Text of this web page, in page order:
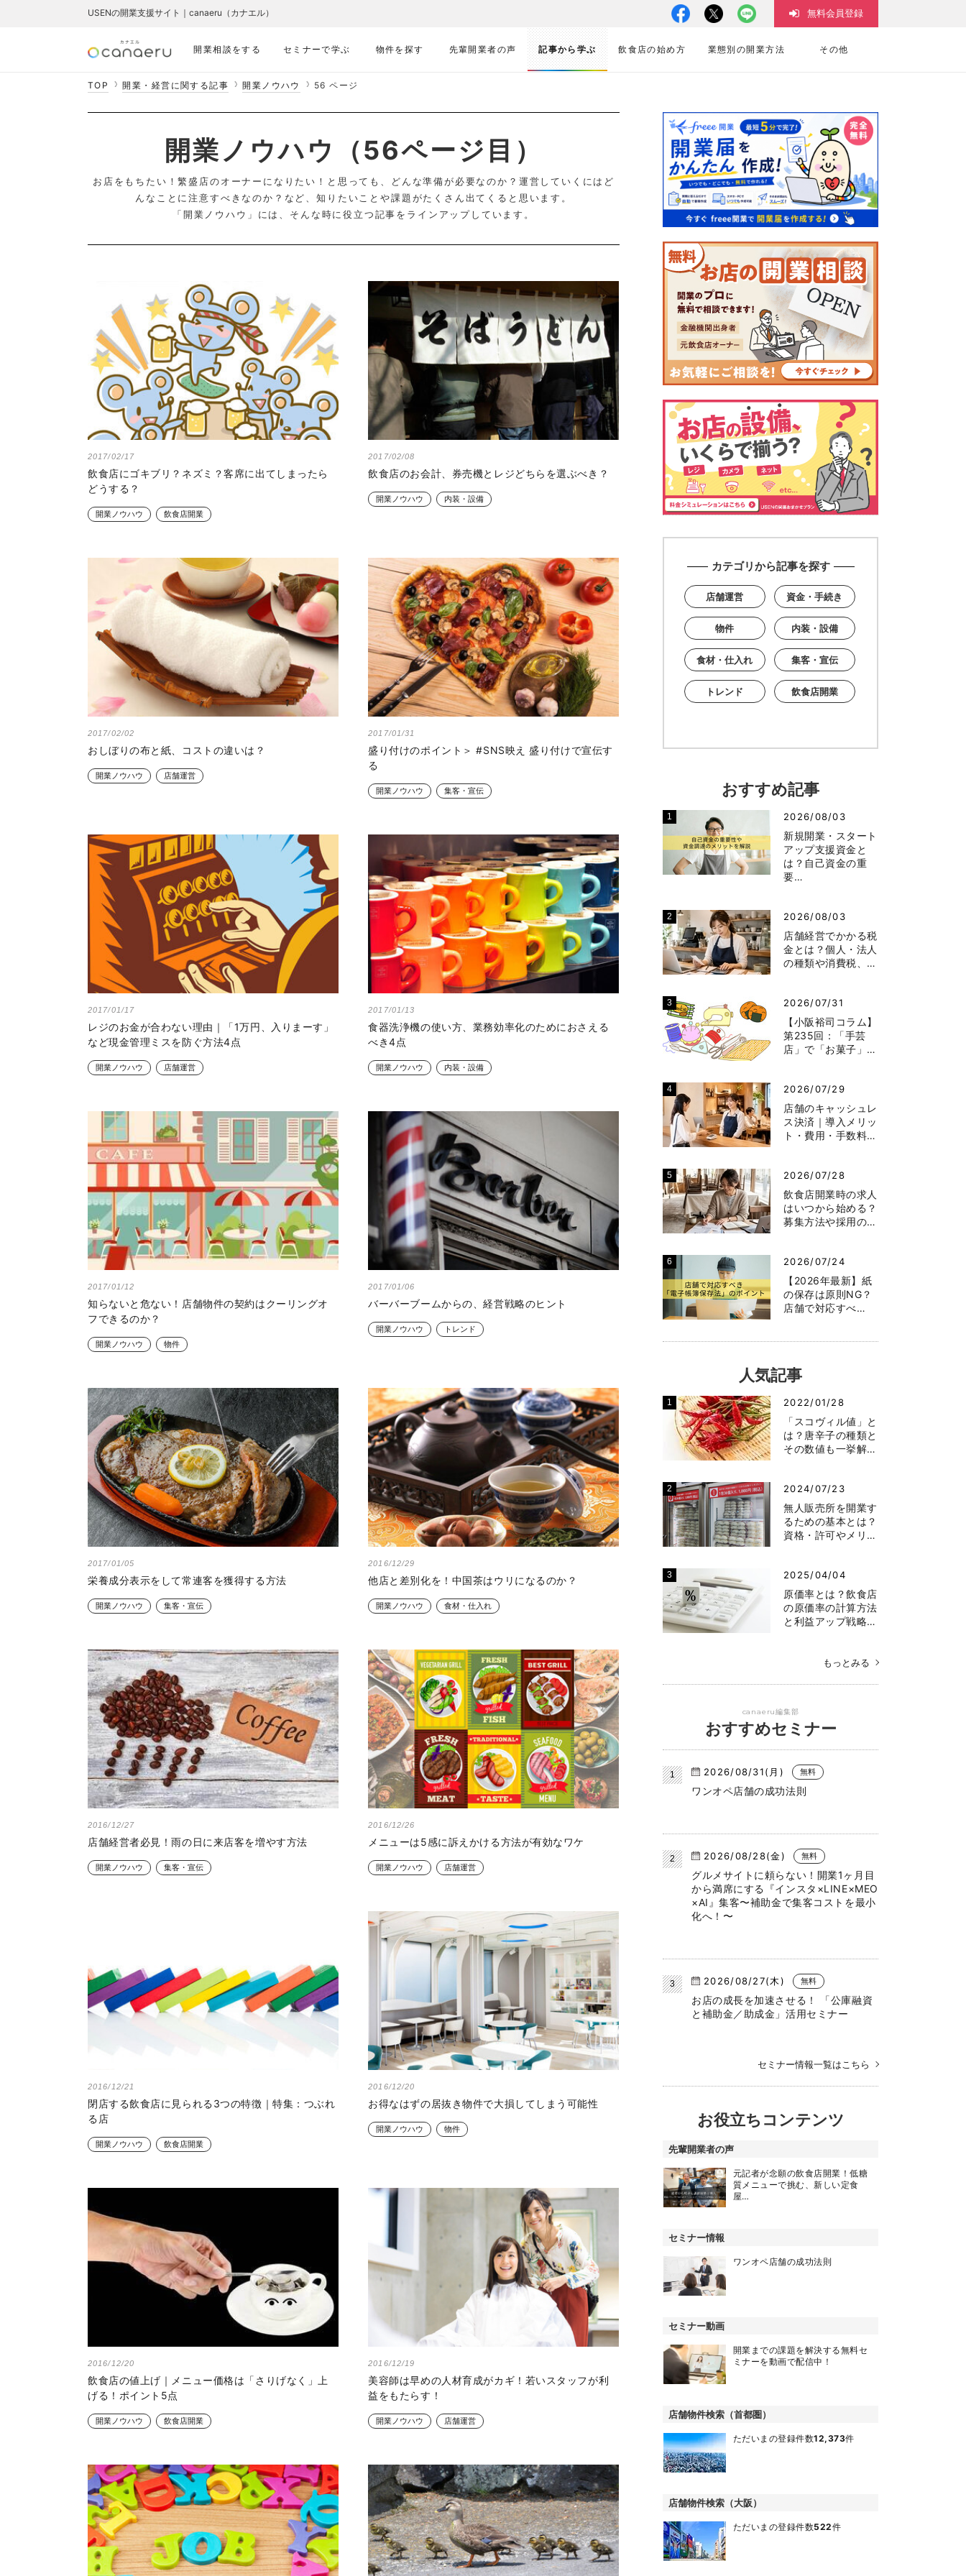
開業相談をする セミナーで学ぶ 物件を探す 先輩開業者の声 記事から学ぶ 飲食店の始め方 業態別の開業方法 その他
USENの開業支援サイト｜canaeru（カナエル） 無料会員登録
TOP 開業・経営に関する記事 開業ノウハウ 56 ページ
開業ノウハウ（56ページ目）
お店をもちたい！繁盛店のオーナーになりたい！と思っても、どんな準備が必要なのか？運営していくにはど
んなことに注意すべきなのか？など、知りたいことや課題がたくさん出てくると思います。
「開業ノウハウ」には、そんな時に役立つ記事をラインアップしています。
2017/02/17
飲食店にゴキブリ？ネズミ？客席に出てしまったら
どうする？
開業ノウハウ 飲食店開業
2017/02/08
飲食店のお会計、券売機とレジどちらを選ぶべき？
開業ノウハウ 内装・設備
2017/02/02
おしぼりの布と紙、コストの違いは？
開業ノウハウ 店舗運営
2017/01/31
盛り付けのポイント＞ #SNS映え 盛り付けで宣伝す
る
開業ノウハウ 集客・宣伝
2017/01/17
レジのお金が合わない理由｜「1万円、入りまーす」
など現金管理ミスを防ぐ方法4点
開業ノウハウ 店舗運営
2017/01/13
食器洗浄機の使い方、業務効率化のためにおさえる
べき4点
開業ノウハウ 内装・設備
2017/01/12
知らないと危ない！店舗物件の契約はクーリングオ
フできるのか？
開業ノウハウ 物件
2017/01/06
バーバーブームからの、経営戦略のヒント
開業ノウハウ トレンド
2017/01/05
栄養成分表示をして常連客を獲得する方法
開業ノウハウ 集客・宣伝
2016/12/29
他店と差別化を！中国茶はウリになるのか？
開業ノウハウ 食材・仕入れ
2016/12/27
店舗経営者必見！雨の日に来店客を増やす方法
開業ノウハウ 集客・宣伝
2016/12/26
メニューは5感に訴えかける方法が有効なワケ
開業ノウハウ 店舗運営
2016/12/21
閉店する飲食店に見られる3つの特徴｜特集：つぶれ
る店
開業ノウハウ 飲食店開業
2016/12/20
お得なはずの居抜き物件で大損してしまう可能性
開業ノウハウ 物件
2016/12/20
飲食店の値上げ｜メニュー価格は「さりげなく」上
げる！ポイント5点
開業ノウハウ 飲食店開業
2016/12/19
美容師は早めの人材育成がカギ！若いスタッフが利
益をもたらす！
開業ノウハウ 店舗運営
カテゴリから記事を探す
店舗運営 資金・手続き
物件 内装・設備
食材・仕入れ 集客・宣伝
トレンド 飲食店開業
おすすめ記事
2026/08/03
新規開業・スタート
アップ支援資金と
は？自己資金の重
要…
2026/08/03
店舗経営でかかる税
金とは？個人・法人
の種類や消費税、…
2026/07/31
【小阪裕司コラム】
第235回：「手芸
店」で「お菓子」…
2026/07/29
店舗のキャッシュレ
ス決済｜導入メリッ
ト・費用・手数料…
2026/07/28
飲食店開業時の求人
はいつから始める？
募集方法や採用の…
2026/07/24
【2026年最新】紙
の保存は原則NG？
店舗で対応すべ…
人気記事
2022/01/28
「スコヴィル値」と
は？唐辛子の種類と
その数値も一挙解…
2024/07/23
無人販売所を開業す
るための基本とは？
資格・許可やメリ…
2025/04/04
原価率とは？飲食店
の原価率の計算方法
と利益アップ戦略…
もっとみる
canaeru編集部
おすすめセミナー
2026/08/31(月) 無料
ワンオペ店舗の成功法則
2026/08/28(金) 無料
グルメサイトに頼らない！開業1ヶ月目
から満席にする『インスタ×LINE×MEO
×AI』集客〜補助金で集客コストを最小
化へ！〜
2026/08/27(木) 無料
お店の成長を加速させる！ 「公庫融資
と補助金／助成金」活用セミナー
セミナー情報一覧はこちら
お役立ちコンテンツ
先輩開業者の声
元記者が念願の飲食店開業！低糖
質メニューで挑む、新しい定食
屋…
セミナー情報
ワンオペ店舗の成功法則
セミナー動画
開業までの課題を解決する無料セ
ミナーを動画で配信中！
店舗物件検索（首都圏）
ただいまの登録件数12,373件
店舗物件検索（大阪）
ただいまの登録件数522件